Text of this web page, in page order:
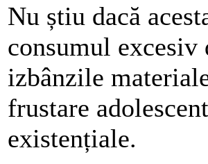
Nu știu dacă
consumul
izbânzile
frustare
existențiale.